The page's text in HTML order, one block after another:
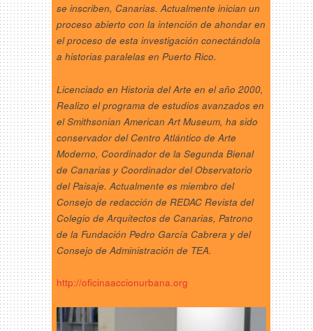
se inscriben, Canarias. Actualmente inician un
proceso abierto con la intención de ahondar en
el proceso de esta investigación conectándola
a historias paralelas en Puerto Rico.
Licenciado en Historia del Arte en el año 2000,
Realizo el programa de estudios avanzados en
el Smithsonian American Art Museum, ha sido
conservador del Centro Atlántico de Arte
Moderno, Coordinador de la Segunda Bienal
de Canarias y Coordinador del Observatorio
del Paisaje. Actualmente es miembro del
Consejo de redacción de REDAC Revista del
Colegio de Arquitectos de Canarias, Patrono
de la Fundación Pedro García Cabrera y del
Consejo de Administración de TEA.
http://oficinaaccionurbana.org